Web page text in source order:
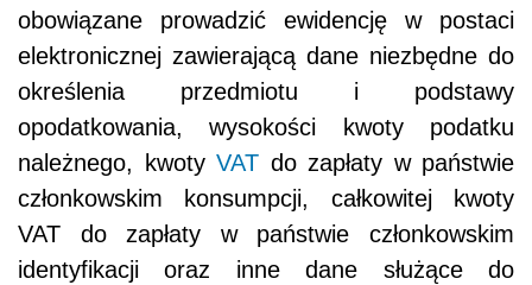
obowiązane prowadzić ewidencję w postaci
elektronicznej zawierającą dane niezbędne do
określenia przedmiotu i podstawy
opodatkowania, wysokości kwoty podatku
należnego, kwoty VAT do zapłaty w państwie
członkowskim konsumpcji, całkowitej kwoty
VAT do zapłaty w państwie członkowskim
identyfikacji oraz inne dane służące do